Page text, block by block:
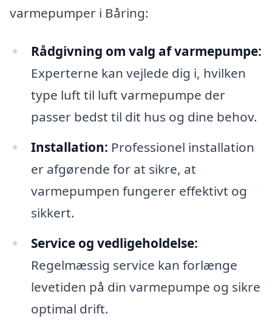
varmepumper i Båring:
Rådgivning om valg af varmepumpe:
Experterne kan vejlede dig i, hvilken
type luft til luft varmepumpe der
passer bedst til dit hus og dine behov.
Installation: Professionel installation
er afgørende for at sikre, at
varmepumpen fungerer effektivt og
sikkert.
Service og vedligeholdelse:
Regelmæssig service kan forlænge
levetiden på din varmepumpe og sikre
optimal drift.